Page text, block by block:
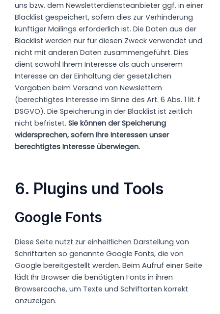
uns bzw. dem Newsletterdiensteanbieter ggf. in einer
Blacklist gespeichert, sofern dies zur Verhinderung
künftiger Mailings erforderlich ist. Die Daten aus der
Blacklist werden nur für diesen Zweck verwendet und
nicht mit anderen Daten zusammengeführt. Dies
dient sowohl Ihrem Interesse als auch unserem
Interesse an der Einhaltung der gesetzlichen
Vorgaben beim Versand von Newslettern
(berechtigtes Interesse im Sinne des Art. 6 Abs. 1 lit. f
DSGVO). Die Speicherung in der Blacklist ist zeitlich
nicht befristet. Sie können der Speicherung
widersprechen, sofern Ihre Interessen unser
berechtigtes Interesse überwiegen.
6. Plugins und Tools
Google Fonts
Diese Seite nutzt zur einheitlichen Darstellung von
Schriftarten so genannte Google Fonts, die von
Google bereitgestellt werden. Beim Aufruf einer Seite
lädt Ihr Browser die benötigten Fonts in ihren
Browsercache, um Texte und Schriftarten korrekt
anzuzeigen.